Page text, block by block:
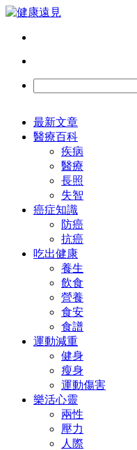
最新文章
醫療百科
疾病
醫療
長照
失智
癌症知識
防癌
抗癌
吃出健康
養生
飲食
營養
食安
食譜
運動減重
健身
瘦身
運動傷害
樂活心靈
兩性
壓力
人際